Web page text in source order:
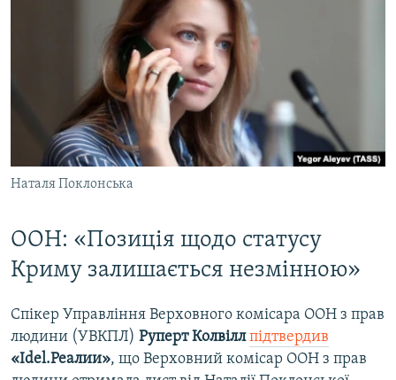
Наталя Поклонська
ООН: «Позиція щодо статусу
Криму залишається незмінною»
Спікер Управління Верховного комісара ООН з прав
людини (УВКПЛ) Руперт Колвілл підтвердив
«Idel.Реалии», що Верховний комісар ООН з прав